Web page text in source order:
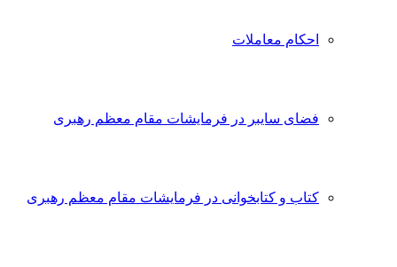
احکام معاملات
فضای سایبر در فرمایشات مقام معظم رهبری
کتاب و کتابخوانی در فرمایشات مقام معظم رهبری